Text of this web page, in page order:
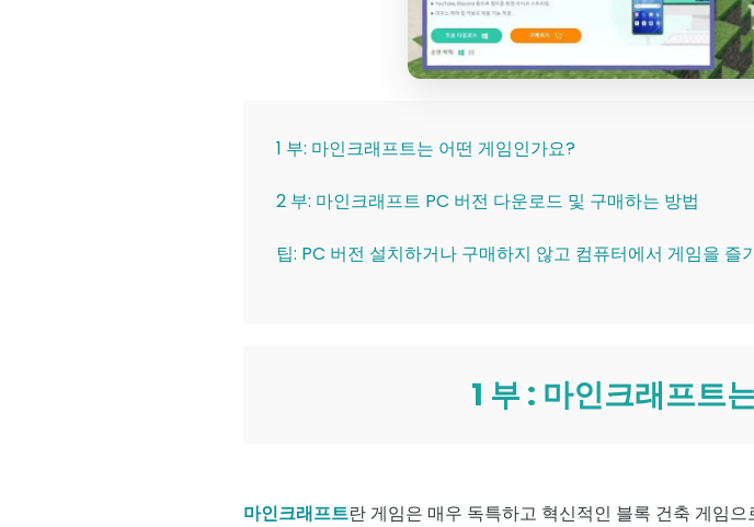
1 부: 마인크래프트는 어떤 게임인가요?
2 부: 마인크래프트 PC 버전 다운로드 및 구매하는 방법
팁: PC 버전 설치하거나 구매하지 않고 컴퓨터에서 게임을 즐
1 부 : 마인크래프트
마인크래프트란 게임은 매우 독특하고 혁신적인 블록 건축 게임